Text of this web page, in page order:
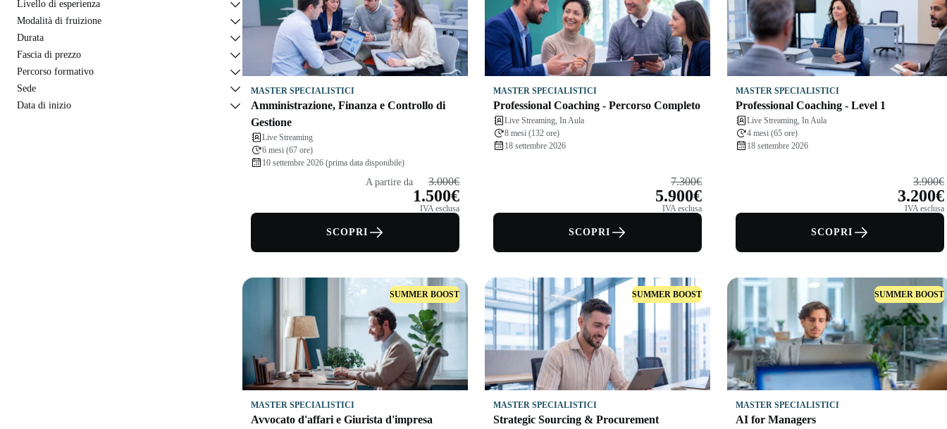
Livello di esperienza
Modalità di fruizione
Durata
Fascia di prezzo
Percorso formativo
Sede
Data di inizio
MASTER SPECIALISTICI
Amministrazione, Finanza e Controllo di
Gestione
Live Streaming
6 mesi (67 ore)
10 settembre 2026 (prima data disponibile)
A partire da 3.000€
1.500€
IVA esclusa
SCOPRI
MASTER SPECIALISTICI
Professional Coaching - Percorso Completo
Live Streaming, In Aula
8 mesi (132 ore)
18 settembre 2026
7.300€
5.900€
IVA esclusa
SCOPRI
MASTER SPECIALISTICI
Professional Coaching - Level 1
Live Streaming, In Aula
4 mesi (65 ore)
18 settembre 2026
3.900€
3.200€
IVA esclusa
SCOPRI
SUMMER BOOST
MASTER SPECIALISTICI
Avvocato d'affari e Giurista d'impresa
SUMMER BOOST
MASTER SPECIALISTICI
Strategic Sourcing & Procurement
SUMMER BOOST
MASTER SPECIALISTICI
AI for Managers